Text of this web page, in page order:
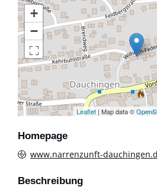
+
−
Leaflet | Map data ©
Homepage
www.narrenzunft-
Beschreibung